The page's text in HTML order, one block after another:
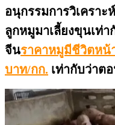
อนุกรรมการวิเครา
ลูกหมูมาเลี้ยงขุนเท่
จีนราคาหมูมีชีวิตหน้
บาท/กก. เท่ากับว่าต